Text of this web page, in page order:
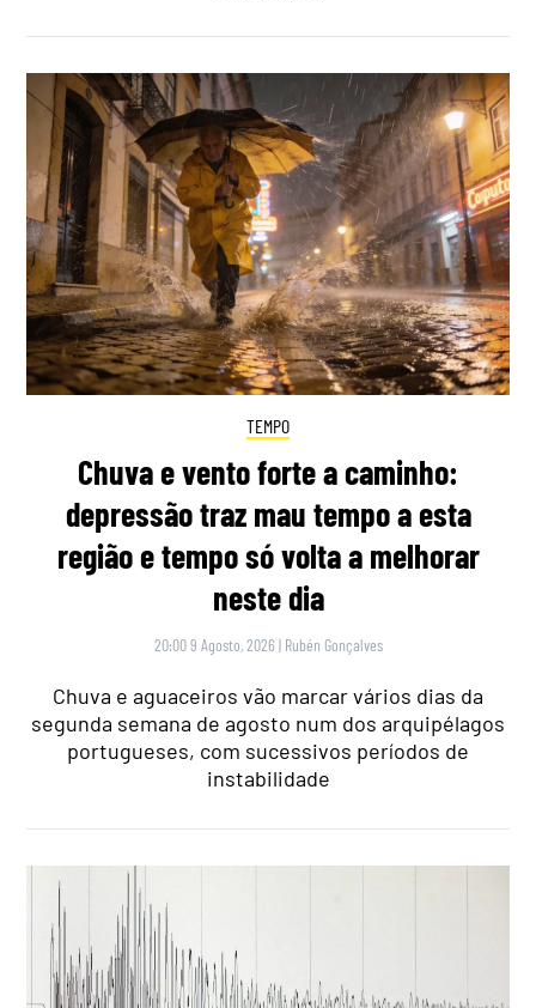
TEMPO
Chuva e vento forte a caminho:
depressão traz mau tempo a esta
região e tempo só volta a melhorar
neste dia
20:00 9 Agosto, 2026 | Rubén Gonçalves
Chuva e aguaceiros vão marcar vários dias da
segunda semana de agosto num dos arquipélagos
portugueses, com sucessivos períodos de
instabilidade